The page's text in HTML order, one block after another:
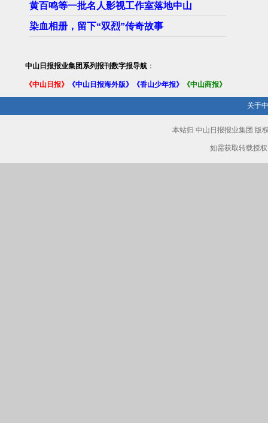
黄百鸣等一批名人影视工作室落地中山
染血相册，留下“双烈”传奇故事
中山日报报业集团系列报刊数字报导航 ：
《中山日报》 《中山日报海外版》 《香山少年报》 《中山商报》
关于
本站归 中山日报报业集团 版
如需获取转载授